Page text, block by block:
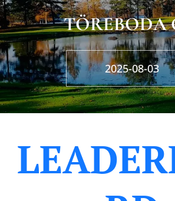
TÖREBODA
2025-08-03